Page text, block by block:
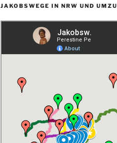
JAKOBSWEGE IN NRW UND UMZU